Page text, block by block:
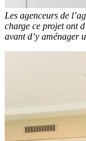
Les agenceurs de
charge ce projet ont
avant d’y aménager